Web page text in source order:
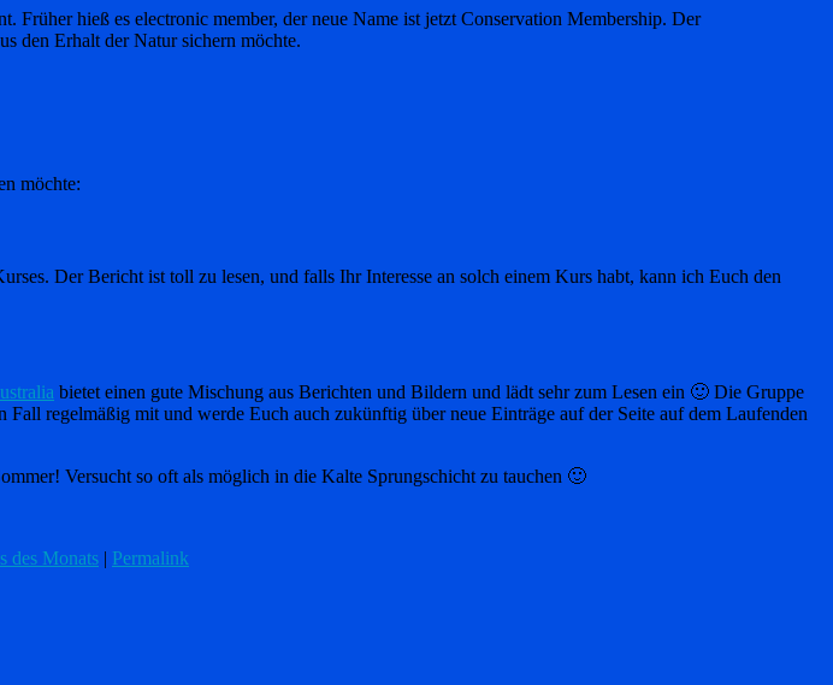
hieß es electronic member, der neue Name ist jetzt Conservation Membership. Der
den Erhalt der Natur sichern möchte.
möchte:
Der Bericht ist toll zu lesen, und falls Ihr Interesse an solch einem Kurs habt, kann ich Euch den
bietet einen gute Mischung aus Berichten und Bildern und lädt sehr zum Lesen ein 🙂 Die Gruppe
regelmäßig mit und werde Euch auch zukünftig über neue Einträge auf der Seite auf dem Laufenden
Versucht so oft als möglich in die Kalte Sprungschicht zu tauchen 🙂
des Monats | Permalink